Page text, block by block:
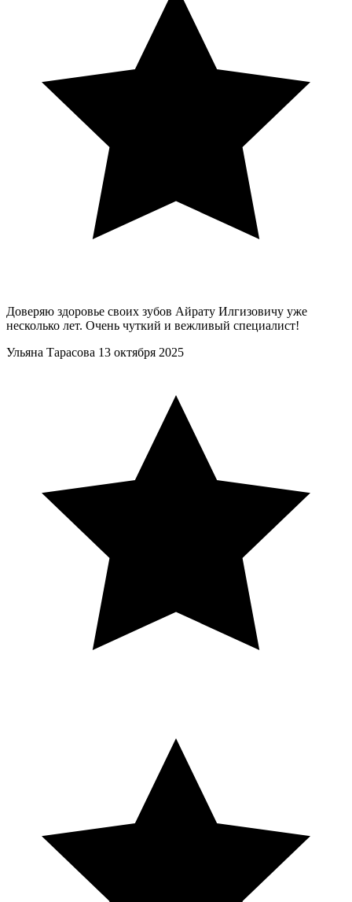
Доверяю здоровье своих зубов Айрату Илгизовичу уже
несколько лет. Очень чуткий и вежливый специалист!
Ульяна Тарасова 13 октября 2025